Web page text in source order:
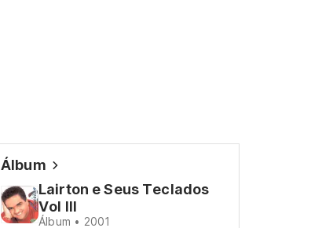
Álbum
Lairton e Seus Teclados
Vol III
Álbum • 2001